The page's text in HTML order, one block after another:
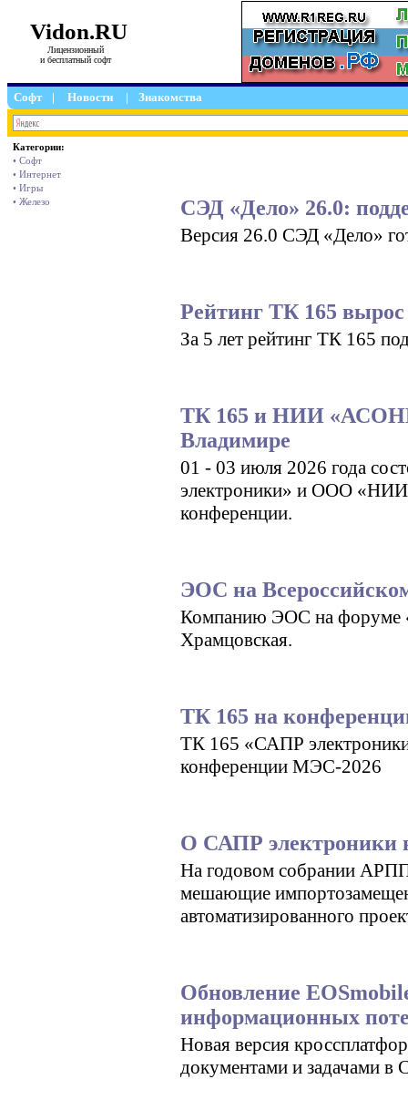
Vidon.RU
Лицензионный
и бесплатный софт
Софт | Новости | Знакомства
Категории:
• Софт
• Интернет
• Игры
• Железо
СЭД «Дело» 26.0:
Версия 26.0 СЭД «Дело»
Рейтинг ТК 165
За 5 лет рейтинг ТК 165
ТК 165 и НИИ
Владимире
01 - 03 июля 2026 года
электроники» и ООО
конференции.
ЭОС на
Компанию ЭОС на форуме
Храмцовская.
ТК 165 на
ТК 165 «САПР
конференции МЭС-2026
О САПР электроники
На годовом собрании
мешающие
автоматизированного
Обновление
информационных
Новая версия
документами и задачами в